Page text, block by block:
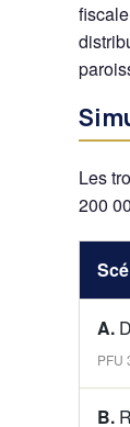
Les
200
A.
PFU
B.